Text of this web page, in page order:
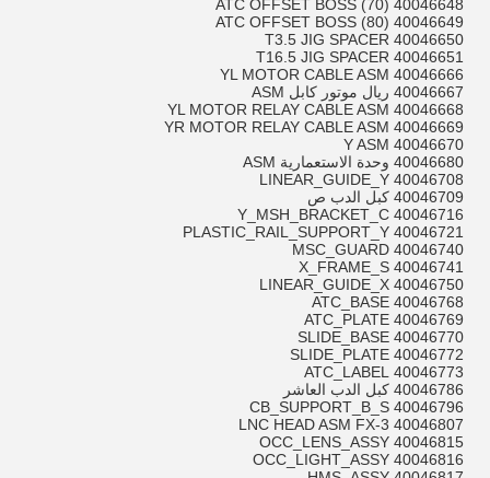
40046648 ATC OFFSET BOSS (70)
40046649 ATC OFFSET BOSS (80)
40046650 T3.5 JIG SPACER
40046651 T16.5 JIG SPACER
40046666 YL MOTOR CABLE ASM
40046667 ريال موتور كابل ASM
40046668 YL MOTOR RELAY CABLE ASM
40046669 YR MOTOR RELAY CABLE ASM
40046670 Y ASM
40046680 وحدة الاستعمارية ASM
40046708 LINEAR_GUIDE_Y
40046709 كبل الدب ص
40046716 Y_MSH_BRACKET_C
40046721 PLASTIC_RAIL_SUPPORT_Y
40046740 MSC_GUARD
40046741 X_FRAME_S
40046750 LINEAR_GUIDE_X
40046768 ATC_BASE
40046769 ATC_PLATE
40046770 SLIDE_BASE
40046772 SLIDE_PLATE
40046773 ATC_LABEL
40046786 كبل الدب العاشر
40046796 CB_SUPPORT_B_S
40046807 LNC HEAD ASM FX-3
40046815 OCC_LENS_ASSY
40046816 OCC_LIGHT_ASSY